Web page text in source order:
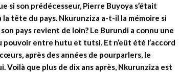
si son prédécesseur, Pierre Buyoya s’était
la tête du pays. Nkurunziza a-t-il la mémoire si
pays revient de loin? Le Burundi a connu une
entre hutu et tutsi. Et n’eût été l’accord
après des années de pourparlers, le
Voilà que plus de dix ans après, Nkurunziza est